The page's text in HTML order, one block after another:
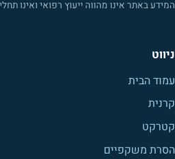
המידע באתר אינו מהווה ייעוץ רפואי ואינו
ניווט
עמוד הבית
קרנית
קטרקט
הסרת משקפיים